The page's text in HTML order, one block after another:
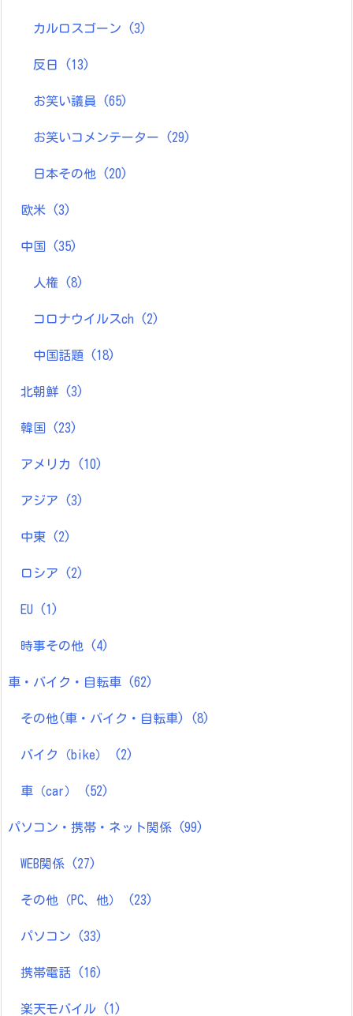
カルロスゴーン (3)
反日 (13)
お笑い議員 (65)
お笑いコメンテーター (29)
日本その他 (20)
欧米 (3)
中国 (35)
人権 (8)
コロナウイルスch (2)
中国話題 (18)
北朝鮮 (3)
韓国 (23)
アメリカ (10)
アジア (3)
中東 (2)
ロシア (2)
EU (1)
時事その他 (4)
車・バイク・自転車 (62)
その他(車・バイク・自転車) (8)
バイク（bike） (2)
車（car） (52)
パソコン・携帯・ネット関係 (99)
WEB関係 (27)
その他（PC、他） (23)
パソコン (33)
携帯電話 (16)
楽天モバイル (1)